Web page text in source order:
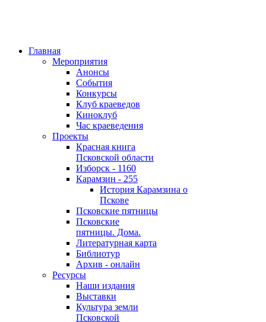
Главная
Мероприятия
Анонсы
События
Конкурсы
Клуб краеведов
Киноклуб
Час краеведения
Проекты
Красная книга
Псковской области
Изборск - 1160
Карамзин - 255
История Карамзина о
Пскове
Псковские пятницы
Псковские
пятницы. Дома.
Литературная карта
Библиотур
Архив - онлайн
Ресурсы
Наши издания
Выставки
Культура земли
Псковской